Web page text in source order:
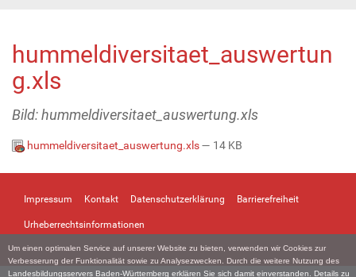
Um einen optimalen Service auf unserer Website zu bieten, verwenden wir Cookies zur
Verbesserung der Funktionalität sowie zu Analysezwecken. Durch die weitere Nutzung des
Landesbildungsservers Baden-Württemberg erklären Sie sich damit einverstanden. Details zu
hummeldiversitaet_auswertun
g.xls
Bild: hummeldiversitaet_auswertung.xls
hummeldiversitaet_auswertung.xls— 14 KB
Impressum Kontakt Datenschutzerklärung Barrierefreiheit
Urheberrechtsinformationen